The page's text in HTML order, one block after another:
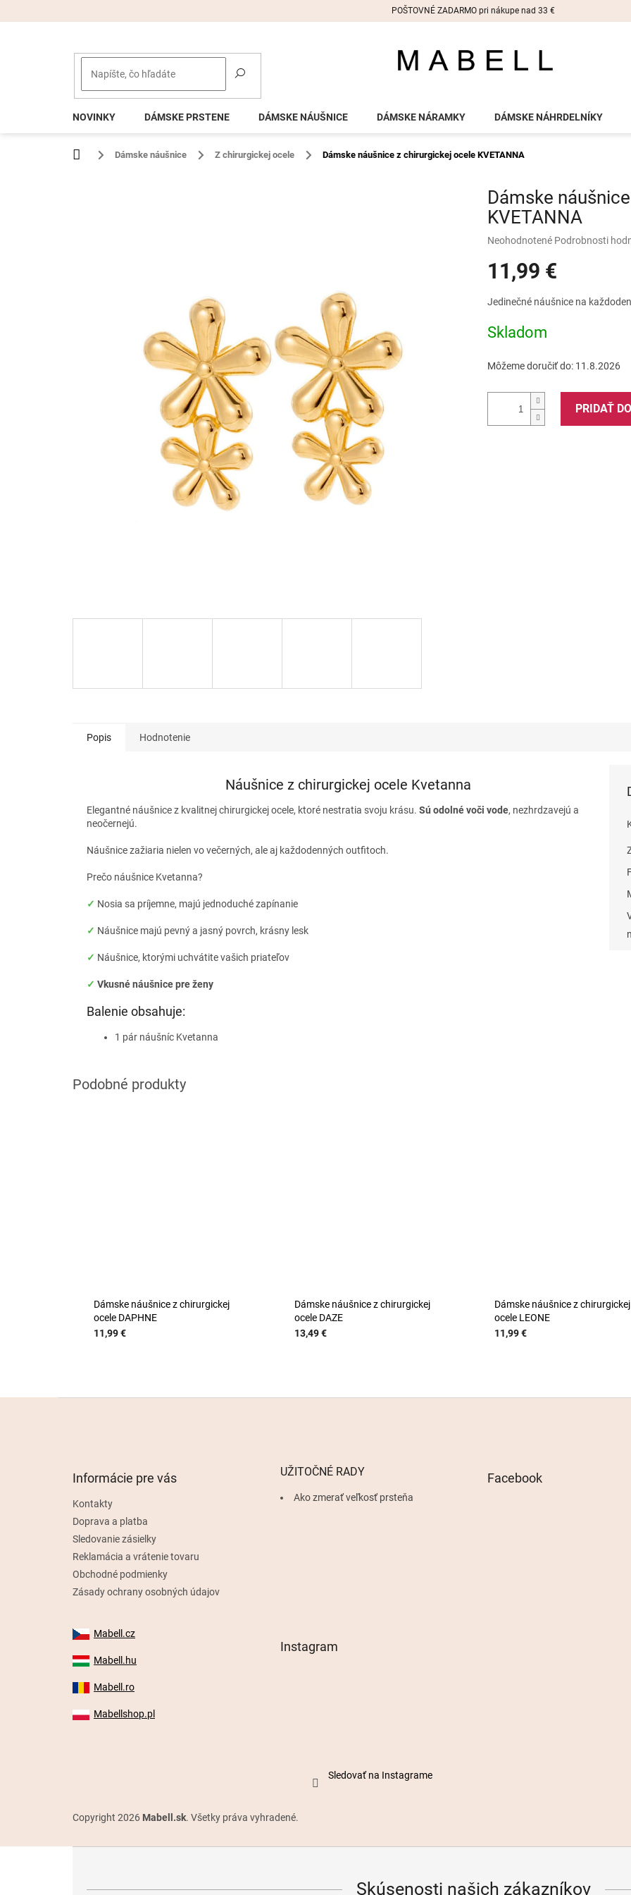
POŠTOVNÉ ZADARMO pri nákupe nad 33 €
NOVINKY DÁMSKE PRSTENE DÁMSKE NÁUŠNICE DÁMSKE NÁRAMKY DÁMSKE NÁHRDELNÍKY
Domov Dámske náušnice Z chirurgickej ocele Dámske náušnice z chirurgickej ocele KVETANNA
Dámske
KVETANNA
Priemerné
produktu
je
z
hviezdičiek.
Neohodnotené Podrobnosti
11,99 €
cena:
Jedinečné náušnice na
Skladom
Môžeme doručiť do: 11.8.2026
PRIDAŤ
Popis Hodnotenie
Náušnice z chirurgickej ocele Kvetanna
Elegantné náušnice z kvalitnej chirurgickej ocele, ktoré nestratia svoju krásu. Sú odolné voči vode, nezhrdzavejú a
neočernejú.
Náušnice zažiaria nielen vo večerných, ale aj každodenných outfitoch.
Prečo náušnice Kvetanna?
✓ Nosia sa príjemne, majú jednoduché zapínanie
✓ Náušnice majú pevný a jasný povrch, krásny lesk
✓ Náušnice, ktorými uchvátite vašich priateľov
✓ Vkusné náušnice pre ženy
Balenie obsahuje:
1 pár náušníc Kvetanna
Dámske náušnice z chirurgickej
ocele DAPHNE
11,99 €
Dámske náušnice z chirurgickej
ocele DAZE
13,49 €
Dámske náušnice z chirurgickej
ocele LEONE
11,99 €
Informácie pre vás
Kontakty
Doprava a platba
Sledovanie zásielky
Reklamácia a vrátenie tovaru
Obchodné podmienky
Zásady ochrany osobných údajov
UŽITOČNÉ RADY
Ako zmerať veľkosť prsteňa
Facebook
Mabell.cz
Mabell.hu
Mabell.ro
Mabellshop.pl
Instagram
Sledovať na Instagrame
Copyright 2026 Mabell.sk. Všetky práva vyhradené.
Skúsenosti našich zákazníkov